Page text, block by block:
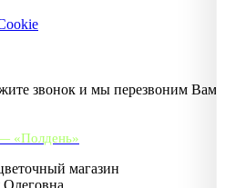
звонок и мы перезвоним Вам.
«Полдень»
магазин